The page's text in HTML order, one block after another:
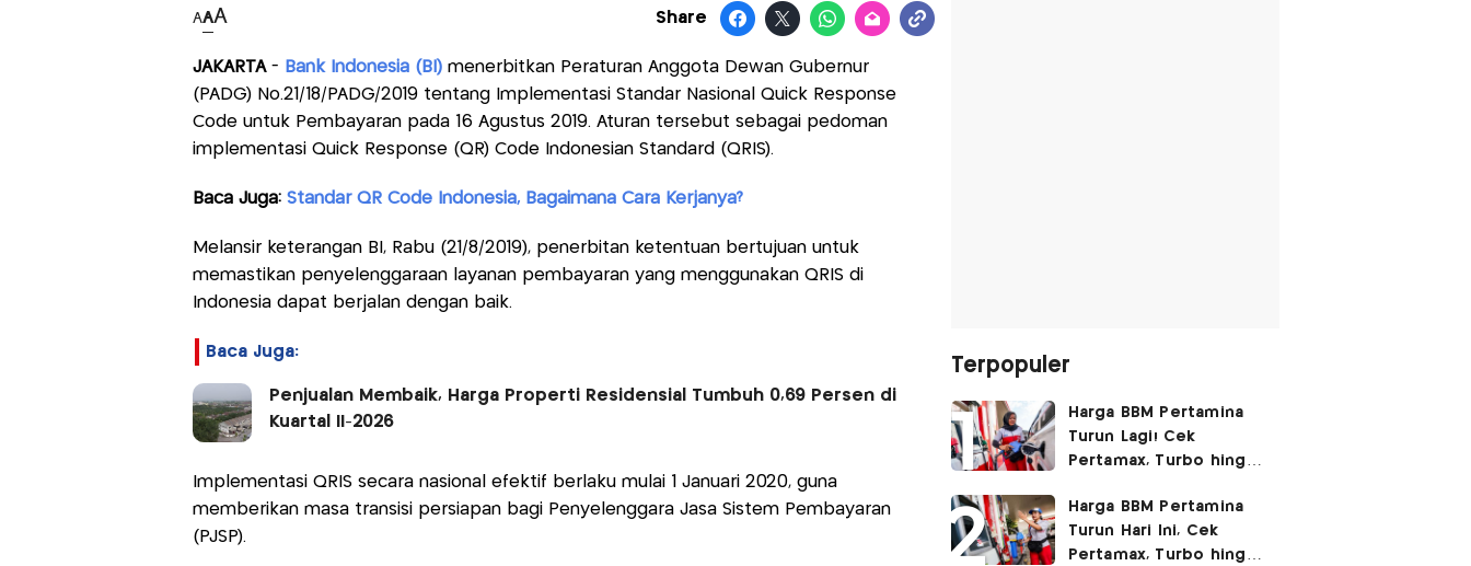
AAA Share
JAKARTA - Bank Indonesia (BI)menerbitkan Peraturan Anggota Dewan Gubernur
(PADG) No.21/18/PADG/2019 tentang Implementasi Standar Nasional Quick Response
Code untuk Pembayaran pada 16 Agustus 2019. Aturan tersebut sebagai pedoman
implementasi Quick Response (QR) Code Indonesian Standard (QRIS).
Baca Juga: Standar QR Code Indonesia, Bagaimana Cara Kerjanya?
Melansir keterangan BI, Rabu (21/8/2019), penerbitan ketentuan bertujuan untuk
memastikan penyelenggaraan layanan pembayaran yang menggunakan QRIS di
Indonesia dapat berjalan dengan baik.
Baca Juga:
Penjualan Membaik, Harga Properti Residensial Tumbuh 0,69 Persen di
Kuartal II-2026
Implementasi QRIS secara nasional efektif berlaku mulai 1 Januari 2020, guna
memberikan masa transisi persiapan bagi Penyelenggara Jasa Sistem Pembayaran
(PJSP).
Terpopuler
Harga BBM Pertamina
Turun Lagi! Cek
Pertamax, Turbo hingga
Agustus 2026
Harga BBM Pertamina
Turun Hari Ini, Cek
Pertamax, Turbo hingga